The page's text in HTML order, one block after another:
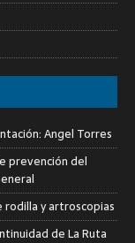
Angel Torres
prevención del
rodilla y artroscopias
de La Ruta